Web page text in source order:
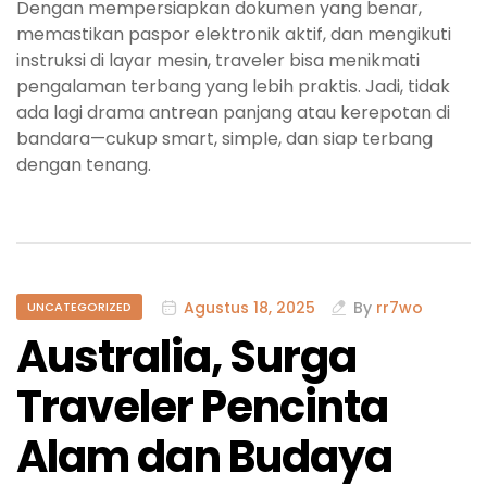
Dengan mempersiapkan dokumen yang benar,
memastikan paspor elektronik aktif, dan mengikuti
instruksi di layar mesin, traveler bisa menikmati
pengalaman terbang yang lebih praktis. Jadi, tidak
ada lagi drama antrean panjang atau kerepotan di
bandara—cukup smart, simple, dan siap terbang
dengan tenang.
UNCATEGORIZED Agustus 18, 2025 By rr7wo
Australia, Surga
Traveler Pencinta
Alam dan Budaya